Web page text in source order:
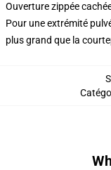
Ouverture zippée
Pour une extrémité
plus grand que la